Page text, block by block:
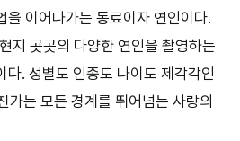
이어나가는 동료이자 연인이다.
지 곳곳의 다양한 연인을 촬영하는
다. 성별도 인종도 나이도 제각각인
가는 모든 경계를 뛰어넘는 사랑의